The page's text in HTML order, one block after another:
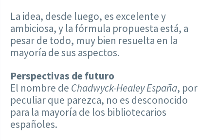
La idea, desde luego, es excelente y
ambiciosa, y la fórmula propuesta está, a
pesar de todo, muy bien resuelta en la
mayoría de sus aspectos.
Perspectivas de futuro
El nombre de Chadwyck-HealeyEspaña, por
peculiar que parezca, no es desconocido
para la mayoría de los bibliotecarios
españoles.